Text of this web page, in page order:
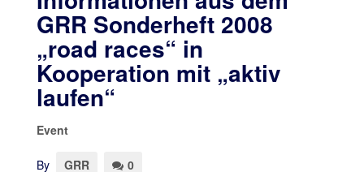
GRR Sonderheft 2008
„road races“ in
Kooperation mit „aktiv
laufen“
Event
By GRR 0